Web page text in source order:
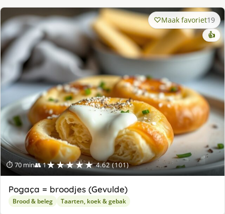
⏱ 70 min👥 1★★★★★ 4.62 (101)
Maak favoriet19
👍
Pogaça = broodjes (Gevulde)
Brood & beleg Taarten, koek & gebak